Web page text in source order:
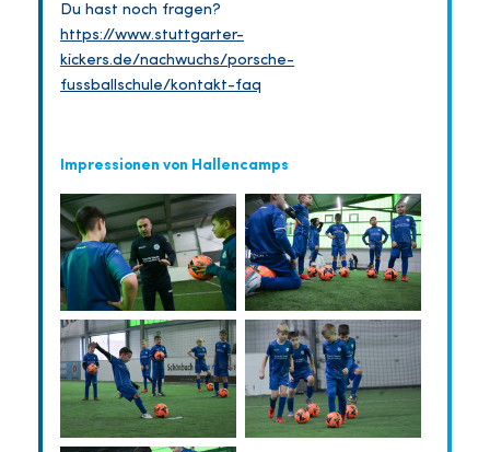
Du hast noch fragen?
https://www.stuttgarter-
kickers.de/nachwuchs/porsche-
fussballschule/kontakt-faq
Impressionen von Hallencamps